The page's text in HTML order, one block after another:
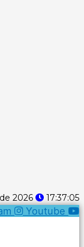
2026 17:37:06
Youtube